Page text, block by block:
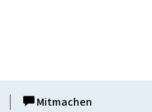
Mitmachen